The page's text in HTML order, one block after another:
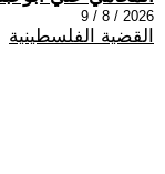
2026 / 8 / 9
القضية الفلسطينية